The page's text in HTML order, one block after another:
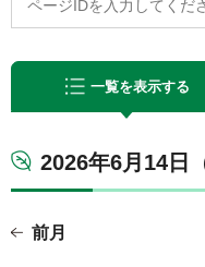
一覧を表示する
2026年6月14日
前月